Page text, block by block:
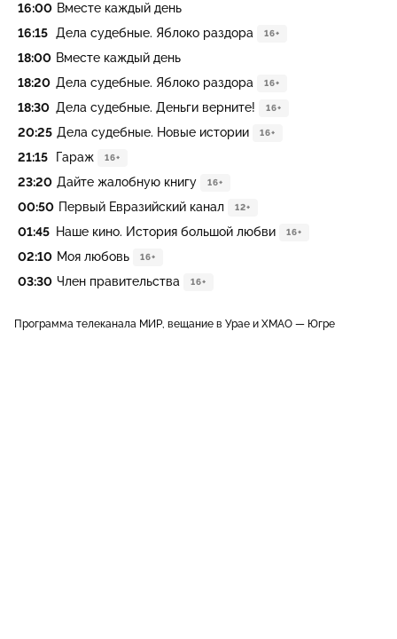
16:00 Вместе каждый день
16:15
Дела судебные. Яблоко раздора 16+
18:00 Вместе каждый день
18:20 Дела судебные. Яблоко раздора 16+
18:30 Дела судебные. Деньги верните! 16+
20:25 Дела судебные. Новые истории 16+
21:15 Гараж 16+
23:20 Дайте жалобную книгу 16+
00:50 Первый Евразийский канал 12+
01:45 Наше кино. История большой любви 16+
02:10 Моя любовь 16+
03:30 Член правительства 16+
Программа телеканала МИР, вещание в Урае и ХМАО — Югре